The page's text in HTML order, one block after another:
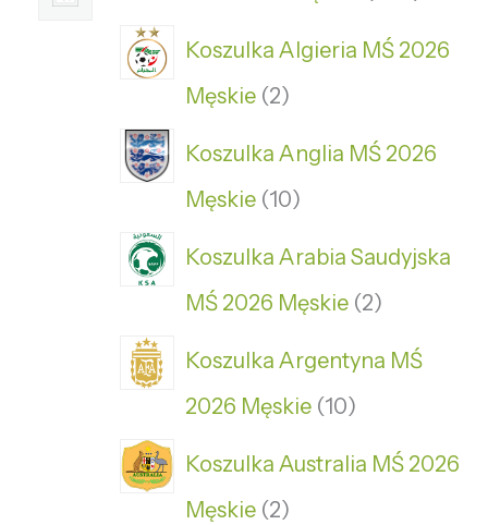
Koszulka Algieria MŚ 2026
Męskie 2
Koszulka Anglia MŚ 2026
Męskie 10
Koszulka Arabia Saudyjska
MŚ 2026 Męskie 2
Koszulka Argentyna MŚ
2026 Męskie 10
Koszulka Australia MŚ 2026
Męskie 2